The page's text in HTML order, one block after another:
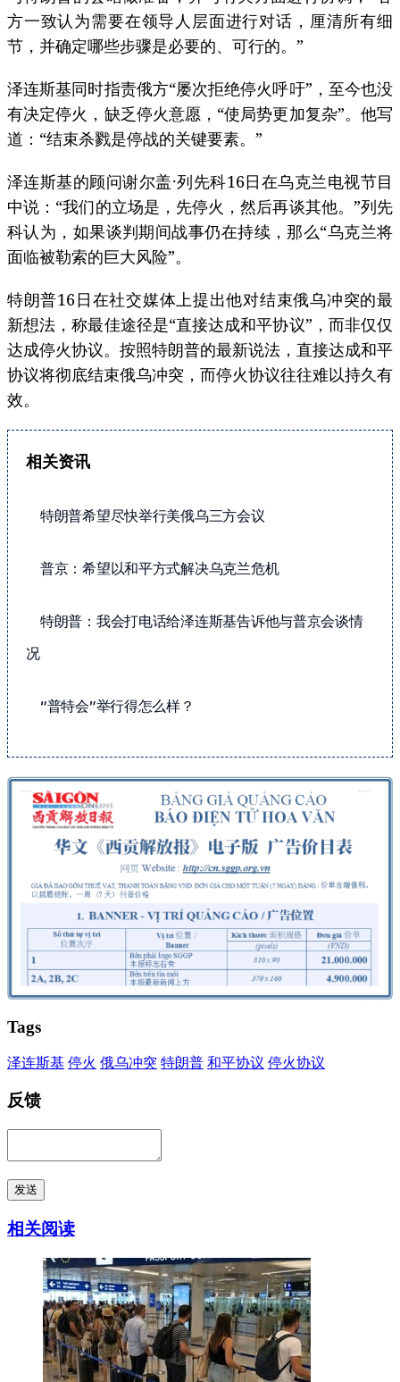
方一致认为需要在领导人层面进行对话，厘清所有细
节，并确定哪些步骤是必要的、可行的。”
泽连斯基同时指责俄方“屡次拒绝停火呼吁”，至今也没
有决定停火，缺乏停火意愿，“使局势更加复杂”。他写
道：“结束杀戮是停战的关键要素。”
泽连斯基的顾问谢尔盖·列先科16日在乌克兰电视节目
中说：“我们的立场是，先停火，然后再谈其他。”列先
科认为，如果谈判期间战事仍在持续，那么“乌克兰将
面临被勒索的巨大风险”。
特朗普16日在社交媒体上提出他对结束俄乌冲突的最
新想法，称最佳途径是“直接达成和平协议”，而非仅仅
达成停火协议。按照特朗普的最新说法，直接达成和平
协议将彻底结束俄乌冲突，而停火协议往往难以持久有
效。
相关资讯
特朗普希望尽快举行美俄乌三方会议
普京：希望以和平方式解决乌克兰危机
特朗普：我会打电话给泽连斯基告诉他与普京会谈情
况
“普特会”举行得怎么样？
Tags
泽连斯基 停火 俄乌冲突 特朗普 和平协议 停火协议
反馈
发送
相关阅读